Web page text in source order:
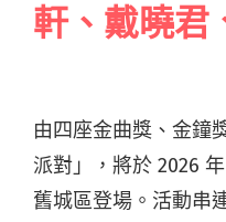
軒、戴曉君
由四座金曲獎、金鐘
派對」，將於 2026
舊城區登場。活動串